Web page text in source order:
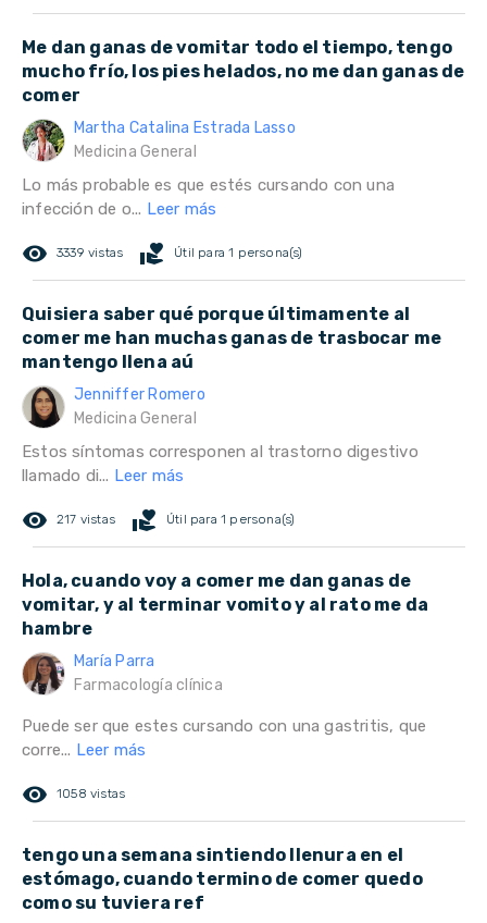
Me dan ganas de vomitar todo el tiempo, tengo
mucho frío, los pies helados, no me dan ganas de
comer
Martha Catalina Estrada Lasso
Medicina General
Lo más probable es que estés cursando con una
infección de o... Leer más
remove_red_eye 3339 vistas volunteer_activism Útil para 1 persona(s)
Quisiera saber qué porque últimamente al
comer me han muchas ganas de trasbocar me
mantengo llena aú
Jenniffer Romero
Medicina General
Estos síntomas corresponen al trastorno digestivo
llamado di... Leer más
remove_red_eye 217 vistas volunteer_activism Útil para 1 persona(s)
Hola, cuando voy a comer me dan ganas de
vomitar, y al terminar vomito y al rato me da
hambre
María Parra
Farmacología clínica
Puede ser que estes cursando con una gastritis, que
corre... Leer más
remove_red_eye 1058 vistas
tengo una semana sintiendo llenura en el
estómago, cuando termino de comer quedo
como su tuviera ref